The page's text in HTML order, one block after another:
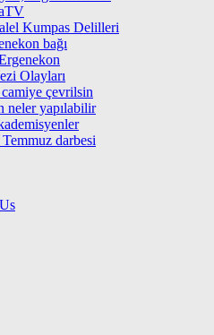
Kumpas Delilleri
bağı
Olayları
çevrilsin
neler yapılabilir
darbesi